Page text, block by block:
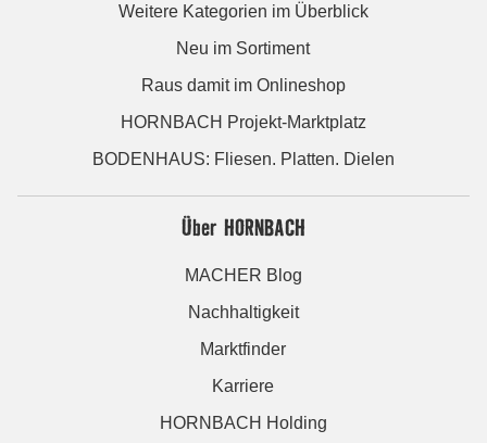
Weitere Kategorien im Überblick
Neu im Sortiment
Raus damit im Onlineshop
HORNBACH Projekt-Marktplatz
BODENHAUS: Fliesen. Platten. Dielen
Über HORNBACH
MACHER Blog
Nachhaltigkeit
Marktfinder
Karriere
HORNBACH Holding